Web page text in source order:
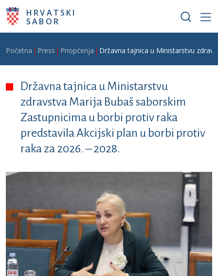
Skoči na glavni sadržaj
HRVATSKI
SABOR
Breadcrumb
Početna Press Priopćenja Državna tajnica u Ministarstvu
Državna tajnica u Ministarstvu
zdravstva Marija Bubaš saborskim
Zastupnicima u borbi protiv raka
predstavila Akcijski plan u borbi protiv
raka za 2026. – 2028.